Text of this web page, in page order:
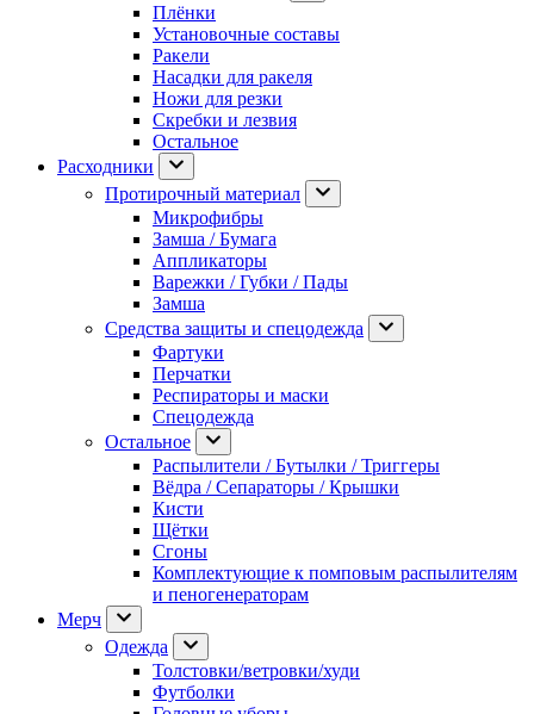
Плёнки
Установочные составы
Ракели
Насадки для ракеля
Ножи для резки
Скребки и лезвия
Остальное
Расходники
Протирочный материал
Микрофибры
Замша / Бумага
Аппликаторы
Варежки / Губки / Пады
Замша
Средства защиты и спецодежда
Фартуки
Перчатки
Респираторы и маски
Спецодежда
Остальное
Распылители / Бутылки / Триггеры
Вёдра / Сепараторы / Крышки
Кисти
Щётки
Сгоны
Комплектующие к помповым распылителям
и пеногенераторам
Мерч
Одежда
Толстовки/ветровки/худи
Футболки